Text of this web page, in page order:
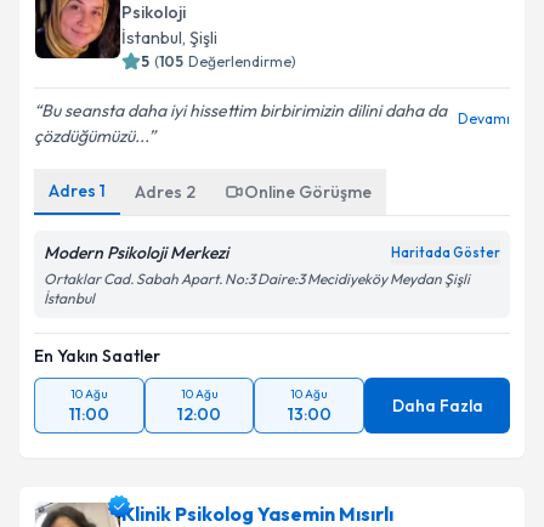
E-posta Adresiniz
Kişisel verilerimin işlenmesine ilişkin
kapsamda işlenmesini kabul ediyorum.
Takvim Talebini Gönder
Psikoloji
İstanbul, Şişli
5 (105 Değerlendirme)
Bu seansta daha iyi hissettim birbirimizin dilini daha da
çözdüğümüzü...
Devamı
Adres 1 Adres 2 Online Görüşme
Modern Psikoloji Merkezi Haritada Göster
Ortaklar Cad. Sabah Apart. No:3 Daire:3 Mecidiyeköy Meydan Şişli
İstanbul
En Yakın Saatler
10 Ağu
11:00
10 Ağu
12:00
10 Ağu
13:00 Daha Fazla
Klinik Psikolog Yasemin Mısırlı